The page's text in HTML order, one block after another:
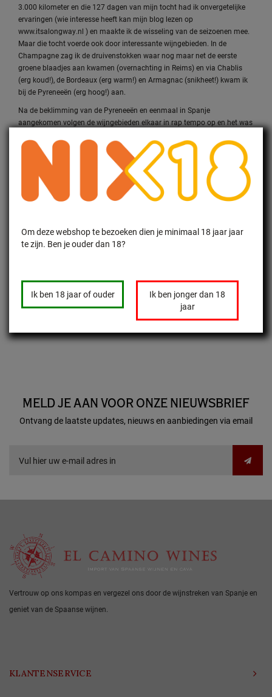
Om deze webshop te bezoeken dien je minimaal 18 jaar jaar
te zijn. Ben je ouder dan 18?
Ik ben 18 jaar of ouder
Ik ben jonger dan 18
jaar
3.000 kilometer en die 127 dagen van mijn tocht had ik onvergetelijke
ervaringen (wie interesse heeft kan mijn blog lezen op
www.itsalongway.nl ) en maakte ik de wisseling van de seizoenen mee.
Maar die tocht voerde ook door interessante wijngebieden. In de
Champagne zag ik de druivenstokken waar nog maar net de eerste
groene blaadjes aan kwamen (overnachting in Reims) en via Chablis
(erg koud!), de Bordeaux (erg warm!) en Armagnac (snikheet!) kwam ik
bij de Pyreneeën (erg hoog!) aan.
Na de beklimming van de Pyreneeën en eenmaal in Spanje
aangekomen volgen de wijngebieden elkaar in rap tempo op en het was
naarmate mijn tocht vorderde. Eerst Navarra, waar langs de Camino
een echte wijn-fontein is (van Bodegas Irache) voor de vermoeide
pelgrims. Ik kwam daar om 9 uur langs en het was zelfs voor mij wat te
vroeg voor een proeverij; die avond de schade uiteraard ingehaald!
Daarna gaat de tocht door Spanje’s bekendste wijngebied, Rioja en dan
Tijdens mijn Camino viel ook mijn besluit om de advocatuur na bijna 43
jaar vaarwel te zeggen en in de toekomst eindelijk “iets met wijn” te
MELD JE AAN VOOR ONZE NIEUWSBRIEF
Ontvang de laatste updates, nieuws en aanbiedingen via email
Vertrouw op ons kompas en vergezel ons door de wijnstreken van Spanje en
geniet van de Spaanse wijnen.
KLANTENSERVICE